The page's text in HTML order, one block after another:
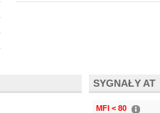
SYGNAŁY AT
MFI < 80